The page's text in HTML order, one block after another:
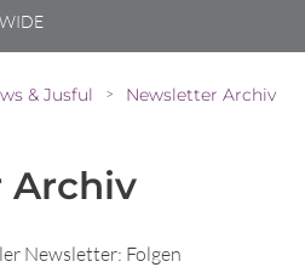
& Jusful > Newsletter Archiv
Archiv
Newsletter: Folgen